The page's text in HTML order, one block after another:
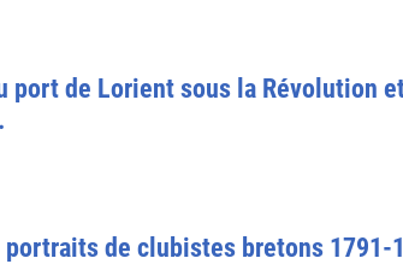
port de Lorient sous la Révolution
portraits de clubistes bretons 1791-